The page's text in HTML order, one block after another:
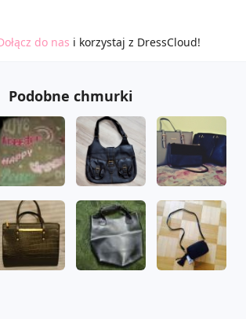
do nas i korzystaj z DressCloud!
Podobne chmurki